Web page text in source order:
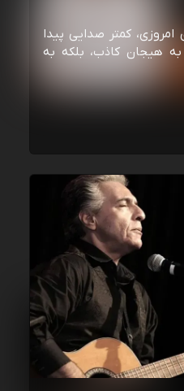
کمتر صدایی پیدا
هیجان کاذب، بلکه به